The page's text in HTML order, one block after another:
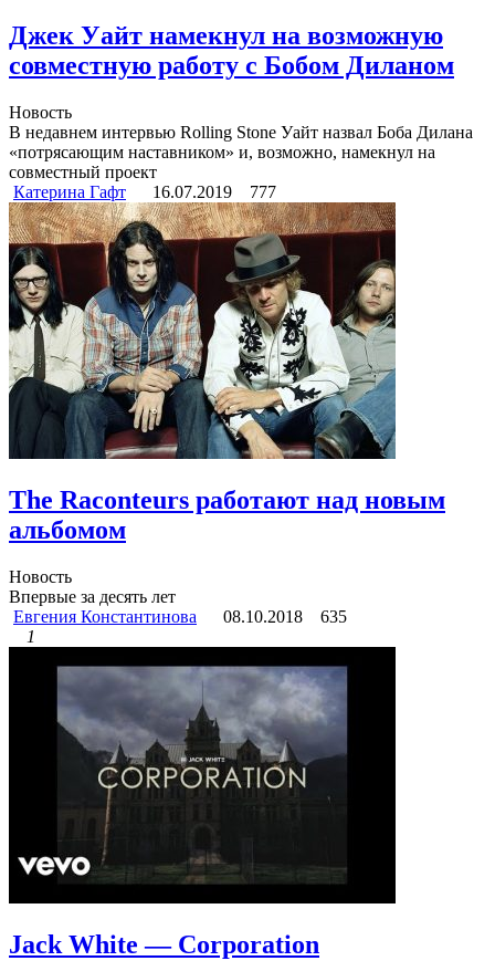
Джек Уайт намекнул на возможную
совместную работу с Бобом Диланом
Новость
В недавнем интервью Rolling Stone Уайт назвал Боба Дилана
«потрясающим наставником» и, возможно, намекнул на
совместный проект
Катерина Гафт
16.07.2019 777
The Raconteurs работают над новым
альбомом
Новость
Впервые за десять лет
Евгения Константинова
08.10.2018
635
1
Jack White — Corporation